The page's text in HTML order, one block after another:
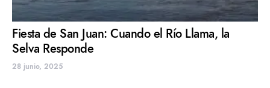
Fiesta de San Juan: Cuando el Río Llama, la
Selva Responde
28 junio, 2025